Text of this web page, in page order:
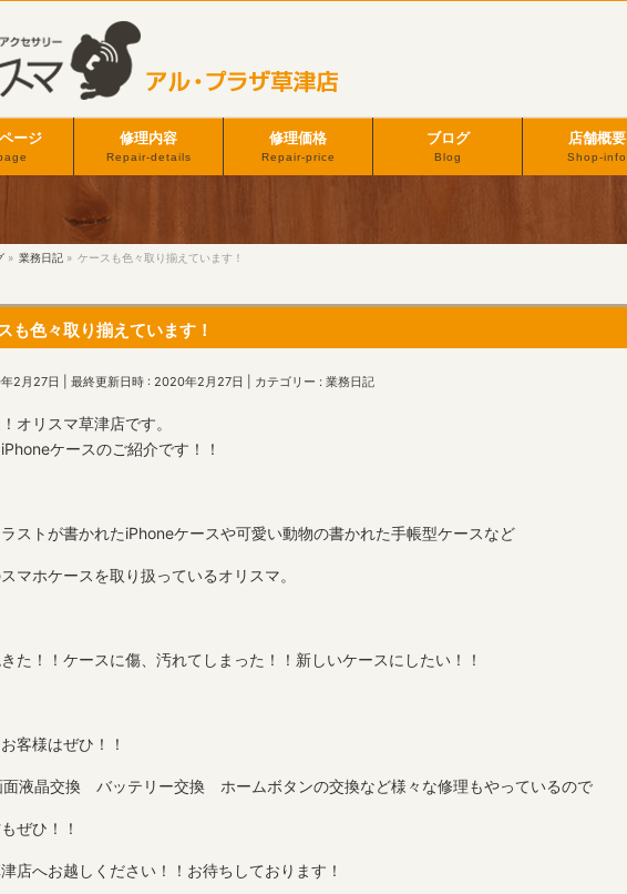
ージ 修理内容
Repair-details
修理価格
Repair-price
ブログ
Blog
店舗概要
Shop-info
» 業務日記 » ケースも色々取り揃えています！
も色々取り揃えています！
2月27日 最終更新日時 : 2020年2月27日 カテゴリー : 業務日記
オリスマ草津店です。
ケースのご紹介です！！
ストが書かれたiPhoneケースや可愛い動物の書かれた手帳型ケースなど
マホケースを取り扱っているオリスマ。
た！！ケースに傷、汚れてしまった！！新しいケースにしたい！！
客様はぜひ！！
面液晶交換 バッテリー交換 ホームボタンの交換など様々な修理もやっているので
ぜひ！！
店へお越しください！！お待ちしております！